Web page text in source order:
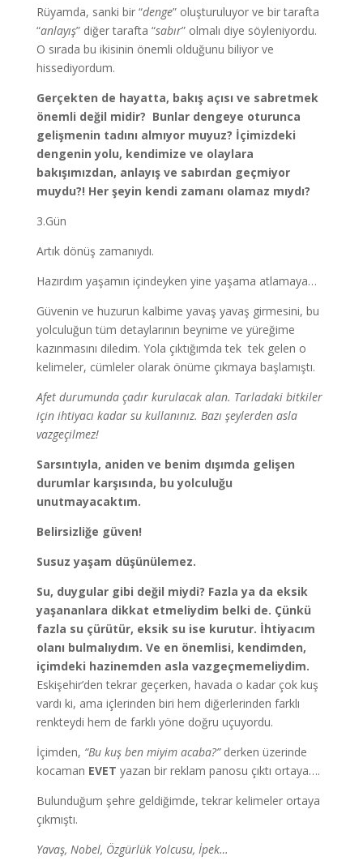
Rüyamda, sanki bir “denge” oluşturuluyor ve bir tarafta
“anlayış” diğer tarafta “sabır” olmalı diye söyleniyordu.
O sırada bu ikisinin önemli olduğunu biliyor ve
hissediyordum.
Gerçekten de hayatta, bakış açısı ve sabretmek
önemli değil midir? Bunlar dengeye oturunca
gelişmenin tadını almıyor muyuz? İçimizdeki
dengenin yolu, kendimize ve olaylara
bakışımızdan, anlayış ve sabırdan geçmiyor
muydu?! Her şeyin kendi zamanı olamaz mıydı?
3.Gün
Artık dönüş zamanıydı.
Hazırdım yaşamın içindeyken yine yaşama atlamaya…
Güvenin ve huzurun kalbime yavaş yavaş girmesini, bu
yolculuğun tüm detaylarının beynime ve yüreğime
kazınmasını diledim. Yola çıktığımda tek tek gelen o
kelimeler, cümleler olarak önüme çıkmaya başlamıştı.
Afet durumunda çadır kurulacak alan. Tarladaki bitkiler
için ihtiyacı kadar su kullanınız. Bazı şeylerden asla
vazgeçilmez!
Sarsıntıyla, aniden ve benim dışımda gelişen
durumlar karşısında, bu yolculuğu
unutmayacaktım.
Belirsizliğe güven!
Susuz yaşam düşünülemez.
Su, duygular gibi değil miydi? Fazla ya da eksik
yaşananlara dikkat etmeliydim belki de. Çünkü
fazla su çürütür, eksik su ise kurutur. İhtiyacım
olanı bulmalıydım. Ve en önemlisi, kendimden,
içimdeki hazinemden asla vazgeçmemeliydim.
Eskişehir’den tekrar geçerken, havada o kadar çok kuş
vardı ki, ama içlerinden biri hem diğerlerinden farklı
renkteydi hem de farklı yöne doğru uçuyordu.
İçimden, “Bu kuş ben miyim acaba?”derken üzerinde
kocaman EVET yazan bir reklam panosu çıktı ortaya….
Bulunduğum şehre geldiğimde, tekrar kelimeler ortaya
çıkmıştı.
Yavaş, Nobel, Özgürlük Yolcusu, İpek…